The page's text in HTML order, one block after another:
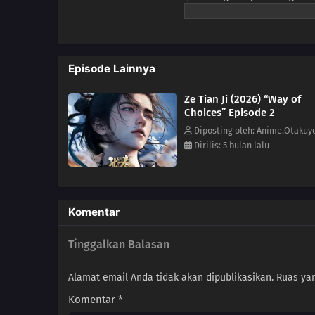
\Nselembar surat
diam-diam \Ndengan maksud
Chen \NChangsheng mulai
\Nmemenangkan Ujian Agung,
\Nhanya memahami rahasia
\Ndengan sebuah konspirasi
Episode Lainnya
Ze Tian Ji (2026) “Way of
Choices” Episode 2
Diposting oleh:
Dirilis: 5 bulan lalu
Komentar
Tinggalkan Balasan
Alamat email Anda tidak akan dipublikasikan. Ruas
Komentar *